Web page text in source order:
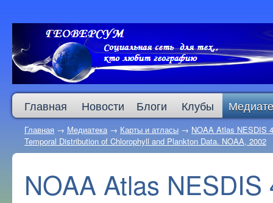
Главная Новости Блоги Клубы
Главная → Медиатека→ Карты и атласы → NOAA Atlas NESDIS
Temporal Distribution of Chlorophyll and Plankton Data. NOAA, 2002
NOAA Atlas